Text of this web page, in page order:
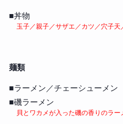
■丼物
玉子／親子／サザエ／カツ／穴子天
麺類
■ラーメン／チェーシューメン
■磯ラーメン
貝とワカメが入った磯の香りのラー